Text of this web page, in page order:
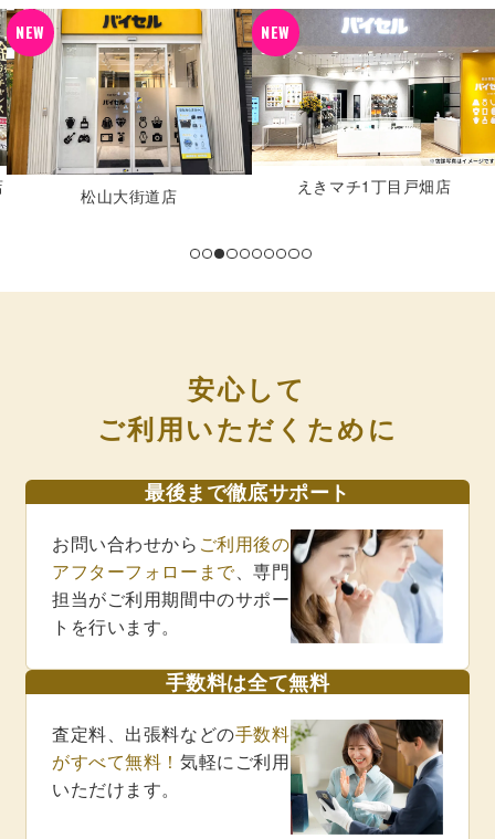
NEW
えきマチ1丁目戸畑店
NEW
あらたま橋店
安心して
ご利用いただくために
最後まで徹底サポート
お問い合わせから ご利用後の
アフターフォローまで、専門
担当がご利用期間中のサポー
トを行います。
手数料は全て無料
査定料、出張料などの手数料
がすべて無料！ 気軽にご利用
いただけます。